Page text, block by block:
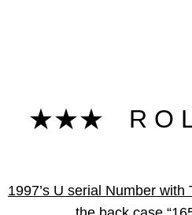
★★★ R O
1997’s U serial Number with